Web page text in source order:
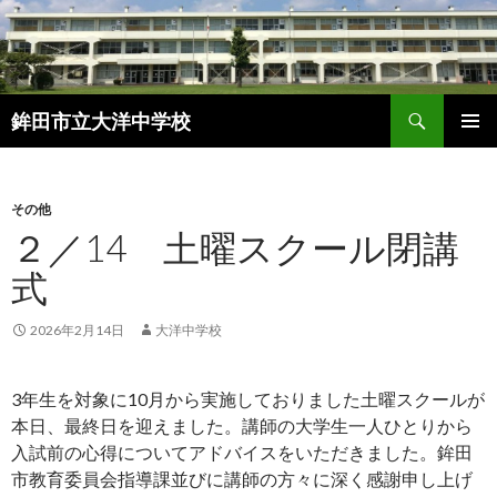
鉾田市立大洋中学校
検
索
ン
ツ
へ
ス
キ
ッ
その他
２／14 土曜スクール閉講
式
2026年2月14日 大洋中学校
3年生を対象に10月から実施しておりました土曜スクールが
本日、最終日を迎えました。講師の大学生一人ひとりから
入試前の心得についてアドバイスをいただきました。鉾田
市教育委員会指導課並びに講師の方々に深く感謝申し上げ